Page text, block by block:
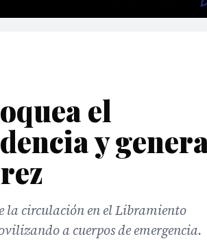
el
y
la circulación en el Libramiento
a cuerpos de emergencia.